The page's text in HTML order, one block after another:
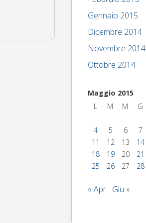
Gennaio 2015
Dicembre 2014
Novembre 2014
Ottobre 2014
Maggio 2015
L
M M G
4
5 6 7
11
12 13 14
18
19 20 21
25
26 27 28
« Apr Giu »